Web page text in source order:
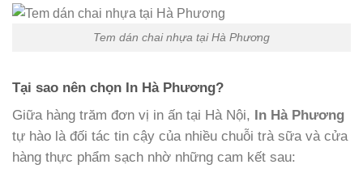
Tem dán chai nhựa tại Hà Phương
Tại sao nên chọn In Hà Phương?
Giữa hàng trăm đơn vị in ấn tại Hà Nội, In Hà Phương
tự hào là đối tác tin cậy của nhiều chuỗi trà sữa và cửa
hàng thực phẩm sạch nhờ những cam kết sau: